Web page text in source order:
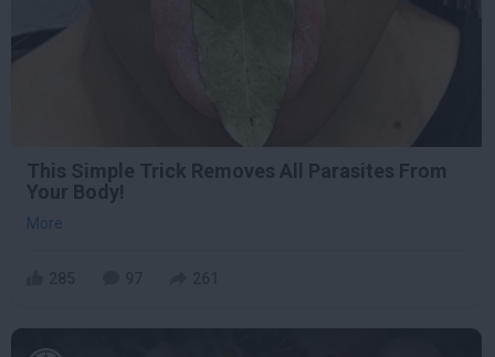
This Simple Trick Removes All Parasites From
Your Body!
More